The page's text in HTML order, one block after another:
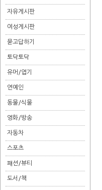
자유게시판
여성게시판
묻고답하기
토닥토닥
유머/엽기
연예인
동물/식물
영화/방송
자동차
스포츠
퍠션/뷰티
도서/책